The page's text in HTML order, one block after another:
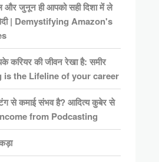
जुनून ही आपको सही दिशा में ले
| Demystifying Amazon's
करियर की जीवन रेखा है: समीर
is the Lifeline of your career
से कमाई संभव है? आदित्य कुबेर से
from Podcasting